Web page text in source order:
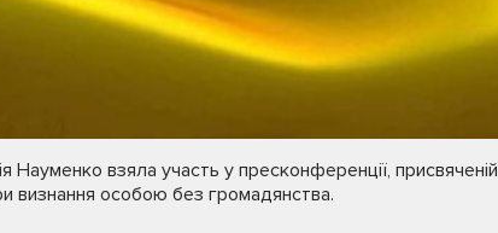
взяла участь у пресконференції, присвяченій
визнання особою без громадянства.